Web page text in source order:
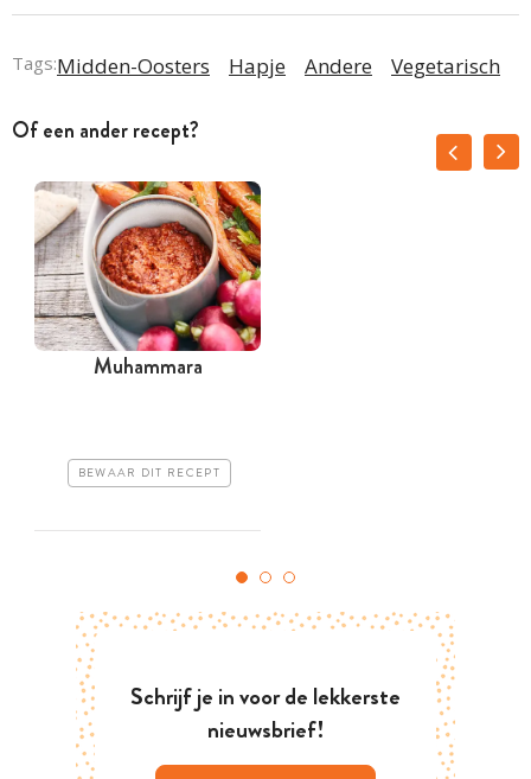
Tags:Midden-Oosters Hapje Andere Vegetarisch
Of een ander recept?
Muhammara
BEWAAR DIT RECEPT
Schrijf je in voor de lekkerste
nieuwsbrief!